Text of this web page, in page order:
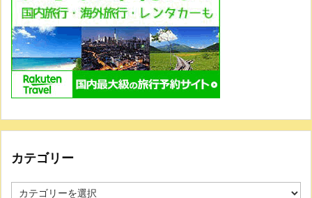
カテゴリー